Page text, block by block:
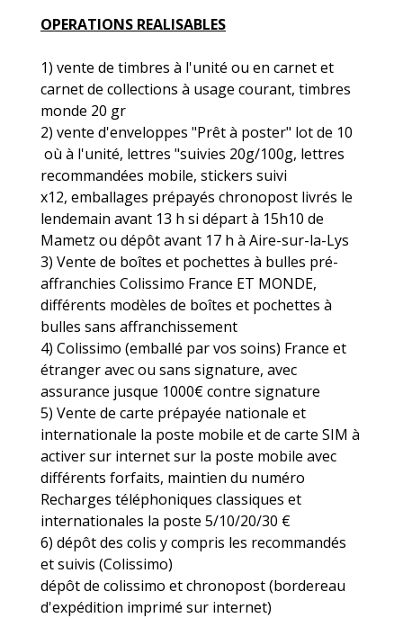
OPERATIONS REALISABLES
1) vente de timbres à l'unité ou en carnet et
carnet de collections à usage courant, timbres
monde 20 gr
2) vente d'enveloppes "Prêt à poster" lot de 10
où à l'unité, lettres "suivies 20g/100g, lettres
recommandées mobile, stickers suivi
x12, emballages prépayés chronopost livrés le
lendemain avant 13 h si départ à 15h10 de
Mametz ou dépôt avant 17 h à Aire-sur-la-Lys
3) Vente de boîtes et pochettes à bulles pré-
affranchies Colissimo France ET MONDE,
différents modèles de boîtes et pochettes à
bulles sans affranchissement
4) Colissimo (emballé par vos soins) France et
étranger avec ou sans signature, avec
assurance jusque 1000€ contre signature
5) Vente de carte prépayée nationale et
internationale la poste mobile et de carte SIM à
activer sur internet sur la poste mobile avec
différents forfaits, maintien du numéro
Recharges téléphoniques classiques et
internationales la poste 5/10/20/30 €
6) dépôt des colis y compris les recommandés
et suivis (Colissimo)
dépôt de colissimo et chronopost (bordereau
d'expédition imprimé sur internet)